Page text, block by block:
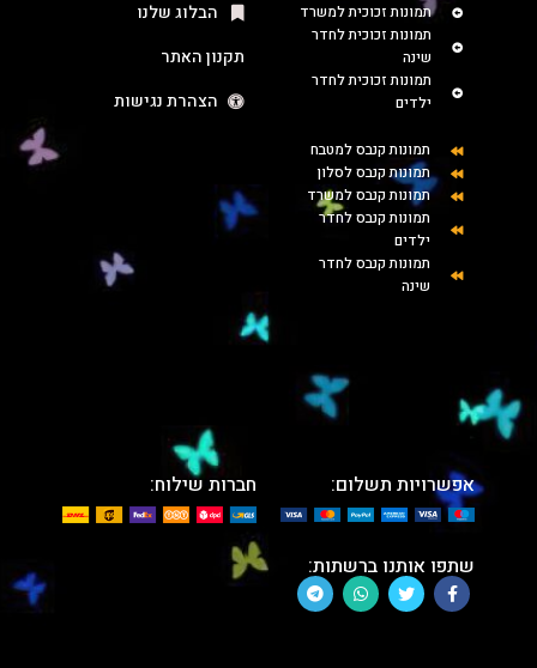
תמונות זכוכית למשרד
תמונות זכוכית לחדר
שינה
תמונות זכוכית לחדר
ילדים
תמונות קנבס למטבח
תמונות קנבס לסלון
תמונות קנבס למשרד
תמונות קנבס לחדר
ילדים
תמונות קנבס לחדר
שינה
הבלוג שלנו
תקנון האתר
הצהרת נגישות
אפשרויות תשלום: חברות שילוח:
שתפו אותנו ברשתות: